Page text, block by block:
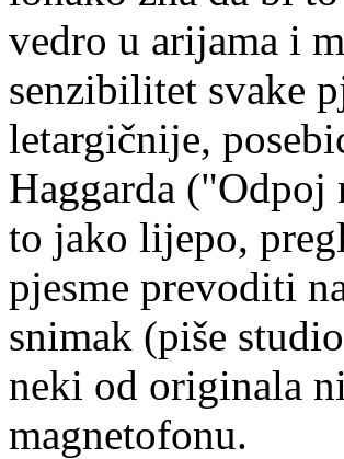
vedro u arijama i
senzibilitet svake
letargičnije,
Haggarda ("Odpoj
to jako lijepo,
pjesme prevoditi
snimak (piše
neki od originala
magnetofonu.